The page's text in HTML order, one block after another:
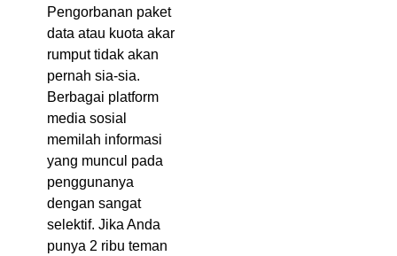
Pengorbanan paket
data atau kuota akar
rumput tidak akan
pernah sia-sia.
Berbagai platform
media sosial
memilah informasi
yang muncul pada
penggunanya
dengan sangat
selektif. Jika Anda
punya 2 ribu teman